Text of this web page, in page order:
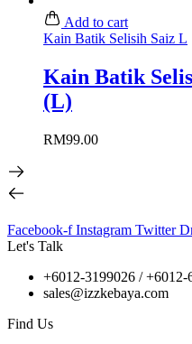
Add to cart
Kain Batik Selisih Saiz L
Kain Batik
(L)
RM99.00
Facebook-f Instagram Twitter
Let's Talk
+6012-3199026 / +6012-
sales@izzkebaya.com
Find Us